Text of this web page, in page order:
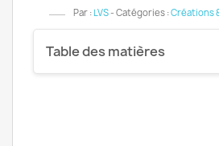
Par : LVS- Catégories :Créations
Table des matières